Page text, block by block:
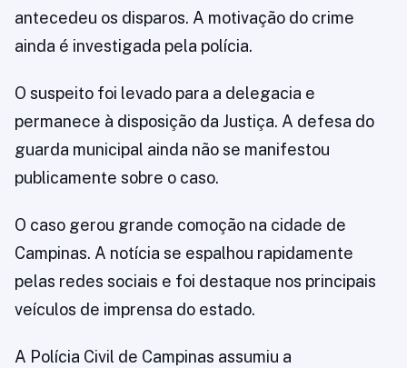
antecedeu os disparos. A motivação do crime
ainda é investigada pela polícia.
O suspeito foi levado para a delegacia e
permanece à disposição da Justiça. A defesa do
guarda municipal ainda não se manifestou
publicamente sobre o caso.
O caso gerou grande comoção na cidade de
Campinas. A notícia se espalhou rapidamente
pelas redes sociais e foi destaque nos principais
veículos de imprensa do estado.
A Polícia Civil de Campinas assumiu a